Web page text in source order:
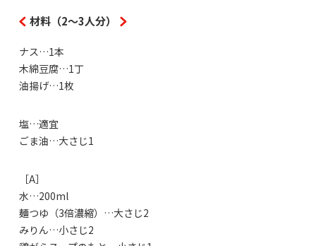
材料（2～3人分）
ナス…1本
木綿豆腐…1丁
油揚げ…1枚
塩…適宜
ごま油…大さじ1
［A］
水…200ml
麺つゆ（3倍濃縮）…大さじ2
みりん…小さじ2